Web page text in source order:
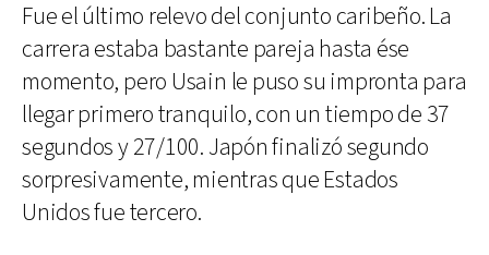
Fue el último relevo del conjunto caribeño. La
carrera estaba bastante pareja hasta ése
momento, pero Usain le puso su impronta para
llegar primero tranquilo, con un tiempo de 37
segundos y 27/100. Japón finalizó segundo
sorpresivamente, mientras que Estados
Unidos fue tercero.